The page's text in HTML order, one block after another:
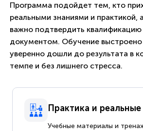
Программа подойдет тем, кто
реальными знаниями и практикой,
важно подтвердить
документом. Обучение
уверенно дошли до результата в
темпе и без лишнего стресса.
Практика и реальные
Учебные материалы и